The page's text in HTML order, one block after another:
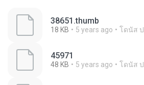
38651.thumb
18 KB 5 years ago โดนัส ป.
45971
48 KB 5 years ago โดนัส ป.